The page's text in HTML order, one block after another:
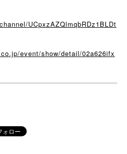
UCpxzAZQlmqbRDz1BLDt
event/show/detail/02a626ifx